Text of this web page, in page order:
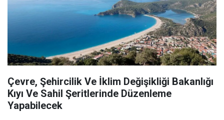
Çevre, Şehircilik Ve İklim Değişikliği Bakanlığı
Kıyı Ve Sahil Şeritlerinde Düzenleme
Yapabilecek